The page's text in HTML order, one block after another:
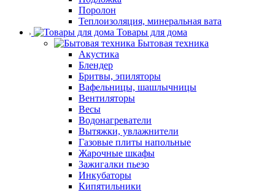
Поролон
Теплоизоляция, минеральная вата
Товары для дома
Бытовая техника
Акустика
Блендер
Бритвы, эпиляторы
Вафельницы, шашлычницы
Вентиляторы
Весы
Водонагреватели
Вытяжки, увлажнители
Газовые плиты напольные
Жарочные шкафы
Зажигалки пьезо
Инкубаторы
Кипятильники